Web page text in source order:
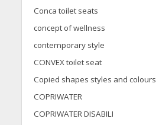
Conca toilet seats
concept of wellness
contemporary style
CONVEX toilet seat
Copied shapes styles and colours
COPRIWATER
COPRIWATER DISABILI